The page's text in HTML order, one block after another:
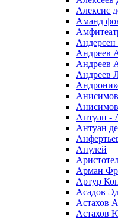
Алексис
Аманд
Андреев
Андреев
Андреев
Анисимов
Антуан -
Антуан
Апулей
Арман
Артур
Асадов
Астахов
Астахов